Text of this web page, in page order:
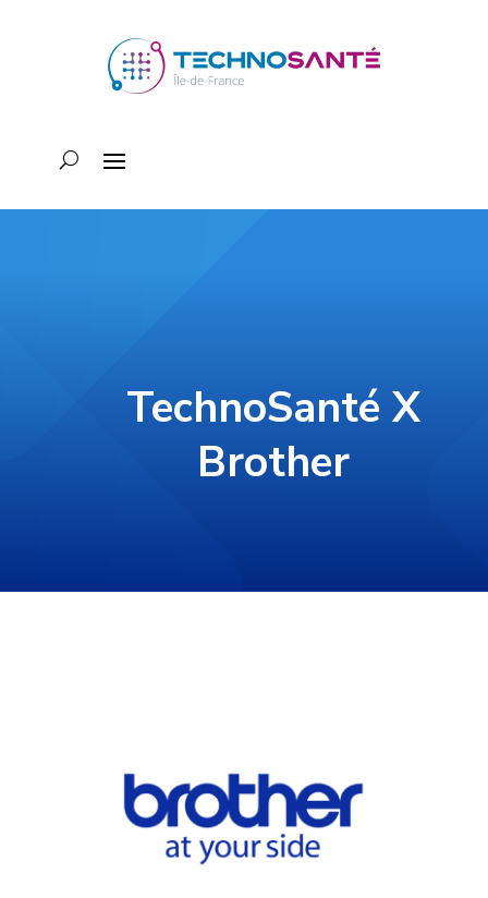
TechnoSanté X
Brother